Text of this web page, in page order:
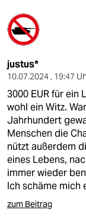
justus*
10.07.2024 , 19:47
3000 EUR für ein
wohl ein Witz.
Jahrhundert
Menschen die
nützt außerdem
eines Lebens,
immer wieder
Ich schäme mich
zum Beitrag